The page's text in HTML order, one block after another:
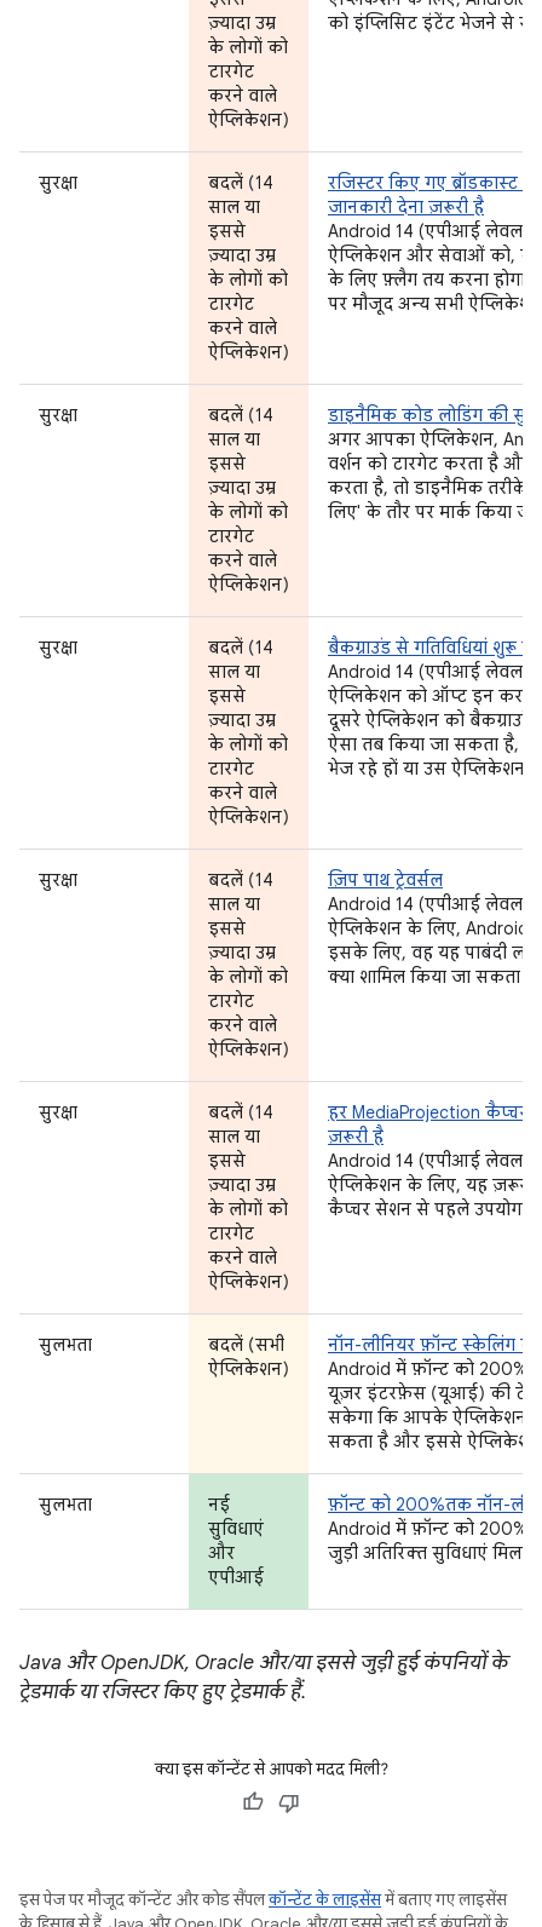
ज़्यादा उम्र
के लोगों को
टारगेट
करने वाले
ऐप्लिकेशन)
को इंप्लिसिट इंटेंट भेजने से
सुरक्षा
बदलें (14
साल या
इससे
ज़्यादा उम्र
के लोगों को
टारगेट
करने वाले
ऐप्लिकेशन)
रजिस्टर किए गए ब्रॉडकास्ट
जानकारी देना ज़रूरी है
Android 14 (एपीआई लेवल
ऐप्लिकेशन और सेवाओं को,
के लिए फ़्लैग तय करना होगा.
पर मौजूद अन्य सभी ऐप्लिकेशन
सुरक्षा
बदलें (14
साल या
इससे
ज़्यादा उम्र
के लोगों को
टारगेट
करने वाले
ऐप्लिकेशन)
डाइनैमिक कोड लोडिंग की
अगर आपका ऐप्लिकेशन,
वर्शन को टारगेट करता है और
करता है, तो डाइनैमिक तरीके
लिए' के तौर पर मार्क किया
सुरक्षा
बदलें (14
साल या
इससे
ज़्यादा उम्र
के लोगों को
टारगेट
करने वाले
ऐप्लिकेशन)
बैकग्राउंड से गतिविधियां शुरू
Android 14 (एपीआई लेवल
ऐप्लिकेशन को ऑप्ट इन करना
दूसरे ऐप्लिकेशन को बैकग्राउंड
ऐसा तब किया जा सकता है,
भेज रहे हों या उस ऐप्लिकेशन
सुरक्षा
बदलें (14
साल या
इससे
ज़्यादा उम्र
के लोगों को
टारगेट
करने वाले
ऐप्लिकेशन)
ज़िप पाथ ट्रेवर्सल
Android 14 (एपीआई लेवल
ऐप्लिकेशन के लिए, Android,
इसके लिए, वह यह पाबंदी
क्या शामिल किया जा सकता है.
सुरक्षा
बदलें (14
साल या
इससे
ज़्यादा उम्र
के लोगों को
टारगेट
करने वाले
ऐप्लिकेशन)
हर MediaProjection कैप्चर
ज़रूरी है
Android 14 (एपीआई लेवल
ऐप्लिकेशन के लिए, यह ज़रूरी
कैप्चर सेशन से पहले
सुलभता
बदलें (सभी
ऐप्लिकेशन)
नॉन-लीनियर फ़ॉन्ट स्केलिंग
Android में फ़ॉन्ट को 200%
यूज़र इंटरफ़ेस (यूआई) की
सकेगा कि आपके ऐप्लिकेशन में
सकता है और इससे ऐप्लिकेशन
सुलभता
नई
सुविधाएं
और
एपीआई
फ़ॉन्ट को 200%तक नॉन-
Android में फ़ॉन्ट को
जुड़ी अतिरिक्त सुविधाएं
Java और OpenJDK, Oracle और/या इससे जुड़ी हुई कंपनियों के
ट्रेडमार्क या रजिस्टर किए हुए ट्रेडमार्क हैं.
क्या इस कॉन्टेंट से आपको मदद मिली?
इस पेज पर मौजूद कॉन्टेंट और कोड सैंपलकॉन्टेंट के लाइसेंसमें बताए गए लाइसेंस